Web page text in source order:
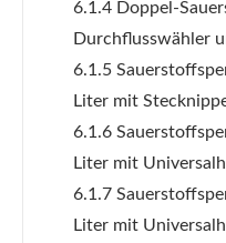
6.1.4 Doppel-
Durchflusswähler
6.1.5
Liter mit
6.1.6
Liter mit
6.1.7
Liter mit